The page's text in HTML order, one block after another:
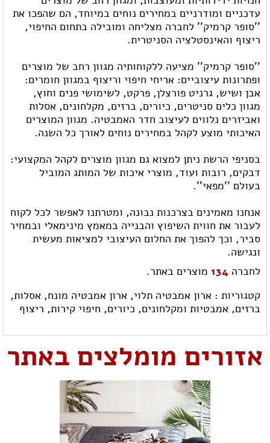
עדכניים ומודרניים במחירים נוחים במיוחד, הם שהפכו את
''סופר קרמיק'' לחברה מצליחה ומובילה בתחום החיפוי,
ריצוף והאינסטלציה הסניטרית.
''סופר קרמיק'' מציעה ללקוחותיה מגוון רחב של מוצרים
ופתרונות עיצוביים: אריחי חיפוי וריצוף במגוון חומרים:
אבן ושיש, גרניט פורצלן, פרקט, לשימושי פנים וחוץ,
מגוון כלים סניטרים, כיורים, ברזים, מקלחונים, אסלות
ואביזרים נלווים לעיצוב חדר האמבטיה. מגוון המוצרים
האיכותי מוצע לקהל במחירים נוחים לאורך כל השנה.
בסניפי הרשת ניתן למצוא גם מגוון מוצרים לקהל המקצועי:
דבקים, רובות ועוד, מוצרי איכות של המותג המוביל
בעולם ''מפאי''.
אנחנו מאמינים בצרכנות נבונה, ומטרתנו לאפשר לכל לקוח
לעבור את חווית השיפוץ והבנייה במאמץ מינימאלי ובמחיר
סביר, וכך להפוך את החלום העיצובי למציאות מעשית
ונגישה.
לחברה 134 מוצרים באתר.
קטגוריות : ארון אמבטיה תלוי, ארון אמבטיה מונח, אסלות,
ברזים, אמבטיות ומקלחונים, כיורים, חיפוי קירות, ריצוף
אזורים מומלצים באתר